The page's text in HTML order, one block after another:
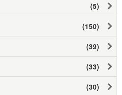
(5)
(150)
(39)
(33)
(30)